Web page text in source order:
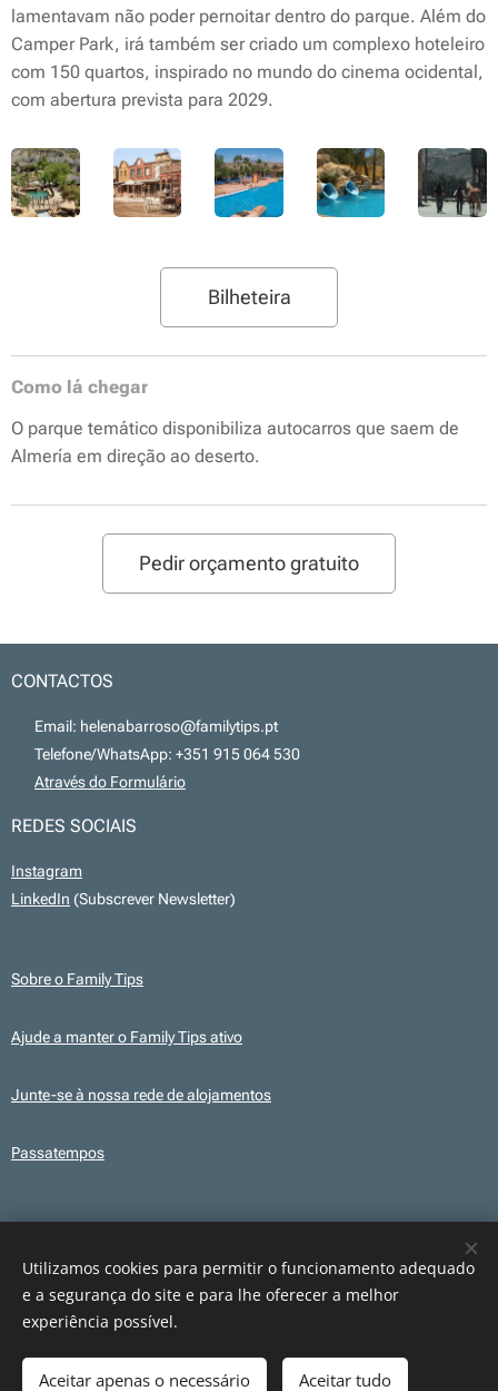
lamentavam não poder pernoitar dentro do parque. Além do
Camper Park, irá também ser criado um complexo hoteleiro
com 150 quartos, inspirado no mundo do cinema ocidental,
com abertura prevista para 2029.
Bilheteira
Como lá chegar
O parque temático disponibiliza autocarros que saem de
Almería em direção ao deserto.
Pedir orçamento gratuito
CONTACTOS
📧 Email: helenabarroso@familytips.pt
📞 Telefone/WhatsApp: +351 915 064 530
Através do Formulário
REDES SOCIAIS
Instagram
LinkedIn (Subscrever Newsletter)
Sobre o Family Tips
Ajude a manter o Family Tips ativo
Junte-se à nossa rede de alojamentos
Passatempos
Este site utiliza, em alguns conteúdos, ilustrações e elementos gráficos
criados com recurso a IA para fins ilustrativos. Os conteúdos publicados são
revistos e verificados antes da sua publicação.
Utilizamos cookies para permitir o funcionamento adequado
e a segurança do site e para lhe oferecer a melhor
experiência possível.
Aceitar apenas o necessário Aceitar tudo